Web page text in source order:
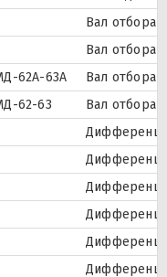
Вал отбора
Вал отбора
62А-63А
Вал отбора
62-63
Вал отбора